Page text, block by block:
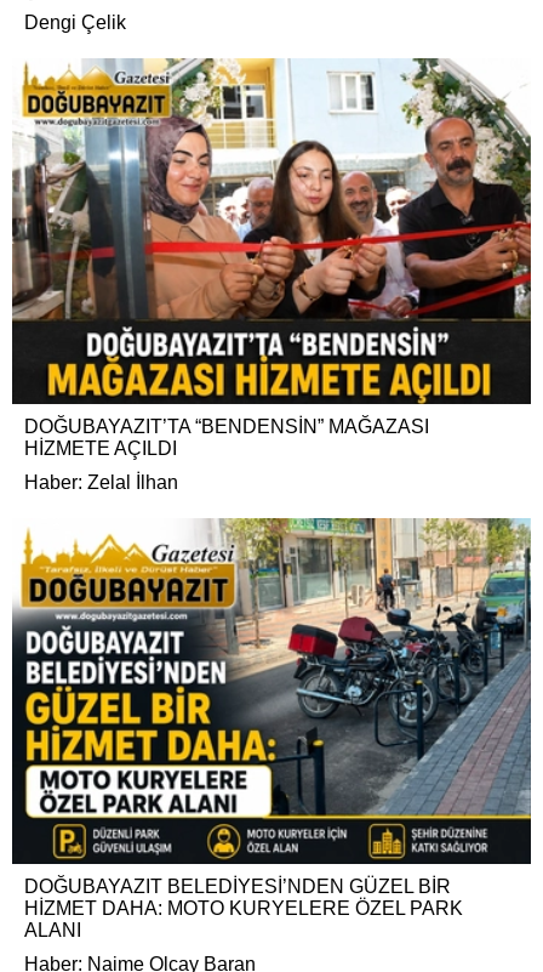
Dengi Çelik
DOĞUBAYAZIT’TA “BENDENSİN” MAĞAZASI
HİZMETE AÇILDI
Haber: Zelal İlhan
DOĞUBAYAZIT BELEDİYESİ’NDEN GÜZEL BİR
HİZMET DAHA: MOTO KURYELERE ÖZEL PARK
ALANI
Haber: Naime Olcay Baran